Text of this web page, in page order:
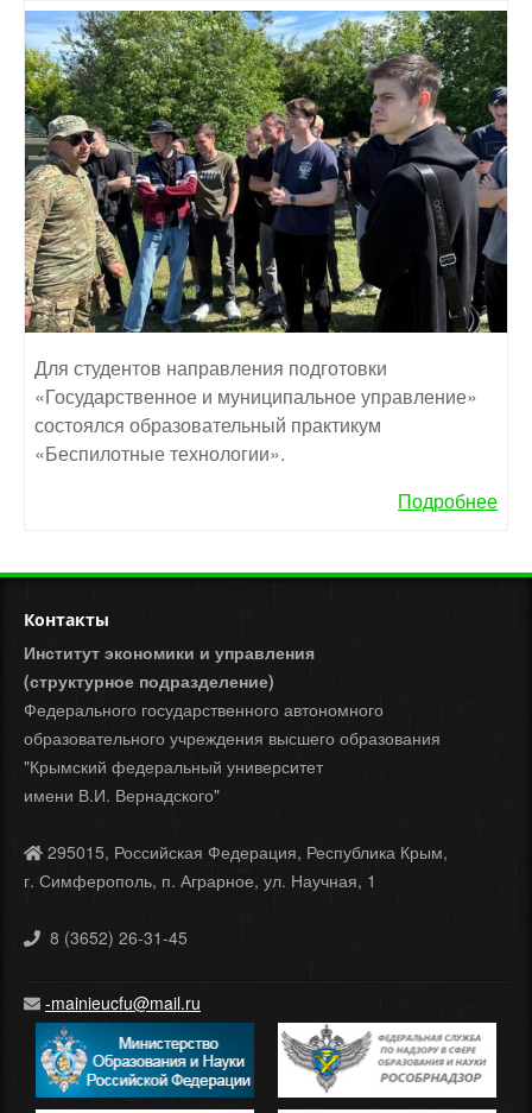
Для студентов направления подготовки
«Государственное и муниципальное управление»
состоялся образовательный практикум
«Беспилотные технологии».
Подробнее
Контакты
Институт экономики и управления
(структурное подразделение)
Федерального государственного автономного
образовательного учреждения высшего образования
"Крымский федеральный университет
имени В.И. Вернадского"
295015, Российская Федерация, Республика Крым,
г. Симферополь, п. Аграрное, ул. Научная, 1
8 (3652) 26-31-45
-mainieucfu@mail.ru